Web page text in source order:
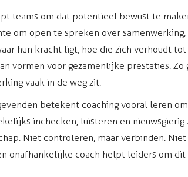
teams om dat potentieel bewust te
om open te spreken over
hun kracht ligt, hoe die zich verhoudt
vormen voor gezamenlijke prestaties.
vaak in de weg zit.
betekent coaching vooral leren
inchecken, luisteren en
Niet controleren, maar verbinden.
onafhankelijke coach helpt leiders om